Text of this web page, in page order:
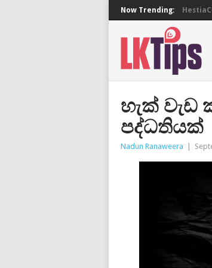
Now Trending:
හැක්
පද්ධතියක්
Nadun Ranaweera